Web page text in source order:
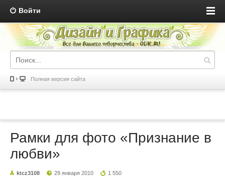
Войти
Полная версия сайта
Рамки для фото «Признание в
любви»
ktcz3108 29 января 2010 1 550